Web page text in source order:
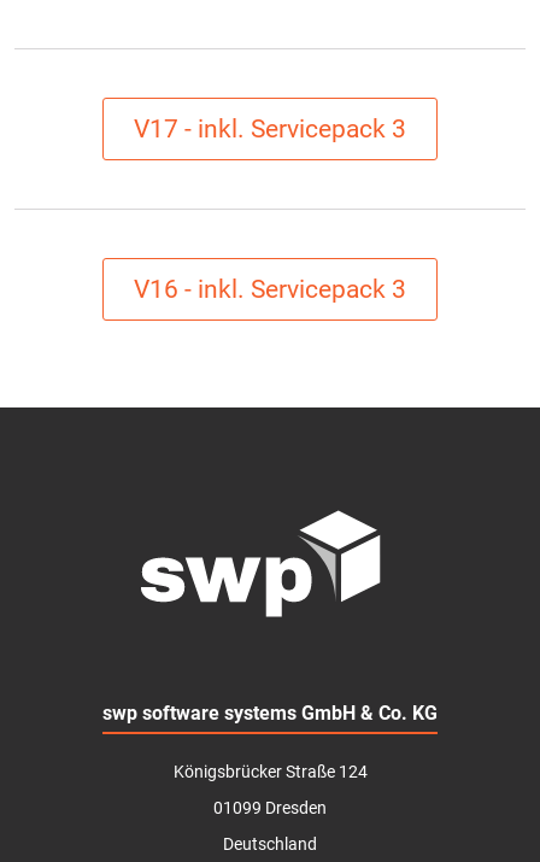
V17 - inkl. Servicepack 3
V16 - inkl. Servicepack 3
swp software systems GmbH & Co. KG
Königsbrücker Straße 124
01099 Dresden
Deutschland